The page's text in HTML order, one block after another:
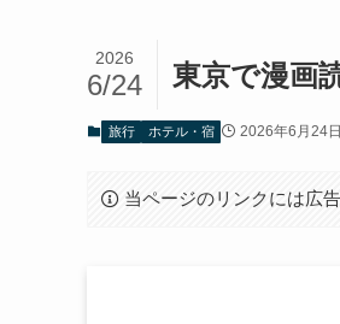
東京で漫画
2026
6/24
旅行 ホテル・宿 2026年6月24日
当ページのリンクには広